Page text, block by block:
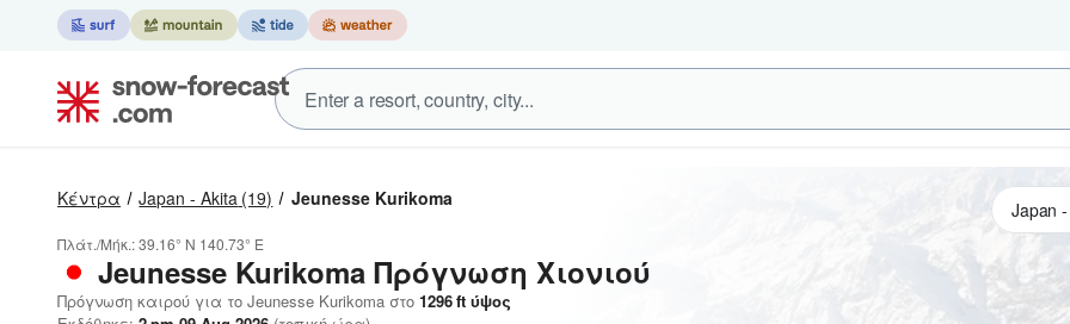
Κέντρα Japan - Akita (19) Jeunesse Kurikoma
Πλάτ./Μήκ.:39.16° N 140.73° E
Jeunesse Kurikoma Πρόγνωση Χιονιού
Πρόγνωση καιρού για το Jeunesse Kurikoma στο 1296ft ύψος